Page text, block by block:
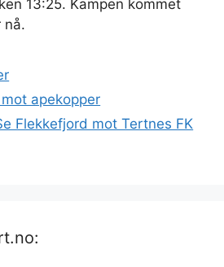
13:25. Kampen kommet
nå.
apekopper
Flekkefjord mot Tertnes FK